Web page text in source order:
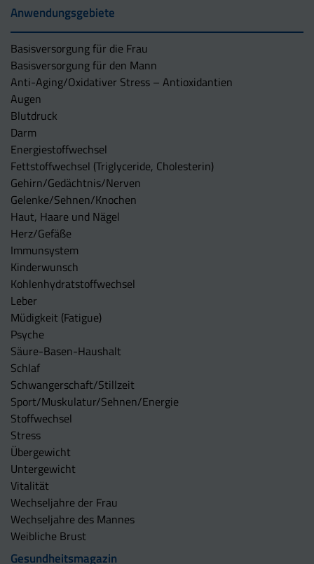
Anwendungsgebiete
Basisversorgung für die Frau
Basisversorgung für den Mann
Anti-Aging/Oxidativer Stress – Antioxidantien
Augen
Blutdruck
Darm
Energiestoffwechsel
Fettstoffwechsel (Triglyceride, Cholesterin)
Gehirn/Gedächtnis/Nerven
Gelenke/Sehnen/Knochen
Haut, Haare und Nägel
Herz/Gefäße
Immunsystem
Kinderwunsch
Kohlenhydratstoffwechsel
Leber
Müdigkeit (Fatigue)
Psyche
Säure-Basen-Haushalt
Schlaf
Schwangerschaft/Stillzeit
Sport/Muskulatur/Sehnen/Energie
Stoffwechsel
Stress
Übergewicht
Untergewicht
Vitalität
Wechseljahre der Frau
Wechseljahre des Mannes
Weibliche Brust
Gesundheitsmagazin